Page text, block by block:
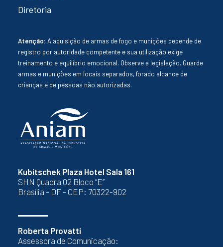
Kubitschek Plaza Hotel Sala 161
SHN Quadra 02 Bloco “E”
Brasília - DF - CEP: 70322-902
Roberta Provatti
Assessora de Comunicação:
Diretoria
Atenção: A aquisição de armas de fogo e munições depende de
registro por autoridade competente e sua utilização exige
treinamento e equilíbrio emocional. Observe a legislação. Guarde
armas e munições em locais separados, forado alcance de
crianças e de pessoas não autorizadas.